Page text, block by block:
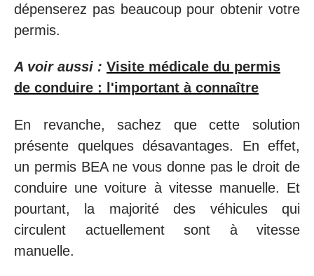
dépenserez pas beaucoup pour obtenir votre
permis.
A voir aussi : Visite médicale du permis
de conduire : l'important à connaître
En revanche, sachez que cette solution
présente quelques désavantages. En effet,
un permis BEA ne vous donne pas le droit de
conduire une voiture à vitesse manuelle. Et
pourtant, la majorité des véhicules qui
circulent actuellement sont à vitesse
manuelle.